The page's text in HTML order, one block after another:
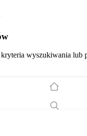
wyszukiwania lub